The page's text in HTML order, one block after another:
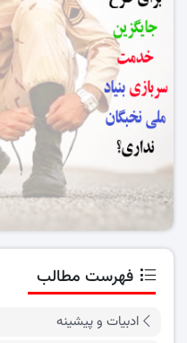
فهرست مطالب
ادبیات و پیشینه